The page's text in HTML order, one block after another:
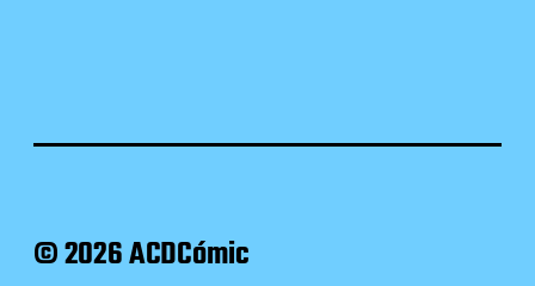
© 2026 ACDCómic